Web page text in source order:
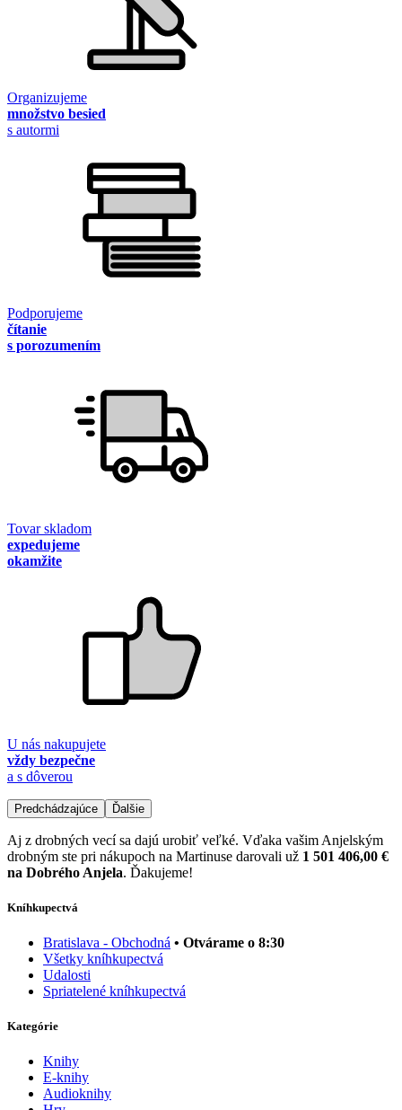
Organizujeme
množstvo besied
s autormi
Podporujeme
čítanie
s porozumením
Tovar skladom
expedujeme
okamžite
U nás nakupujete
vždy bezpečne
a s dôverou
Predchádzajúce Ďalšie
Aj z drobných vecí sa dajú urobiť veľké. Vďaka vašim Anjelským
drobným ste pri nákupoch na Martinuse darovali už 1 501 406,00 €
na Dobrého Anjela. Ďakujeme!
Kníhkupectvá
Bratislava - Obchodná • Otvárame o 8:30
Všetky kníhkupectvá
Udalosti
Spriatelené kníhkupectvá
Kategórie
Knihy
E-knihy
Audioknihy